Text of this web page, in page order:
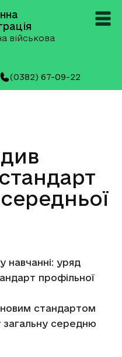
військова
(0382) 67-09-22
навчанні: уряд
профільної
стандартом
загальну середню